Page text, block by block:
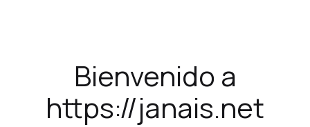
Bienvenido a
https://janais.net